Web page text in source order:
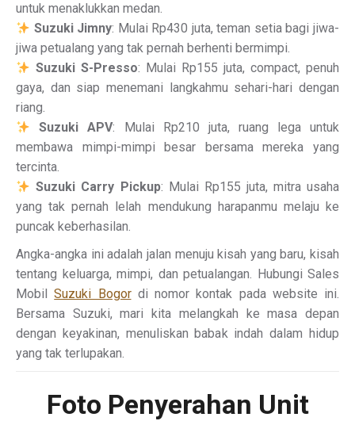
untuk menaklukkan medan.
Suzuki Jimny: Mulai Rp430 juta, teman setia bagi jiwa-
jiwa petualang yang tak pernah berhenti bermimpi.
Suzuki S-Presso: Mulai Rp155 juta, compact, penuh
gaya, dan siap menemani langkahmu sehari-hari dengan
riang.
Suzuki APV: Mulai Rp210 juta, ruang lega untuk
membawa mimpi-mimpi besar bersama mereka yang
tercinta.
Suzuki Carry Pickup: Mulai Rp155 juta, mitra usaha
yang tak pernah lelah mendukung harapanmu melaju ke
puncak keberhasilan.
Angka-angka ini adalah jalan menuju kisah yang baru, kisah
tentang keluarga, mimpi, dan petualangan. Hubungi Sales
MobilSuzuki Bogordi nomor kontak pada website ini.
Bersama Suzuki, mari kita melangkah ke masa depan
dengan keyakinan, menuliskan babak indah dalam hidup
yang tak terlupakan.
Foto Penyerahan Unit